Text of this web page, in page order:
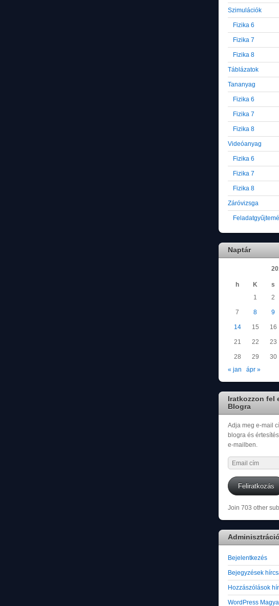
Szimulációk
Fizika 6
Fizika 7
Fizika 8
Táblázatok
Tananyag
Fizika 6
Fizika 7
Fizika 8
Videóanyag
Fizika 6
Fizika 7
Fizika 8
Záróvizsga
Naptár
h K s
1
2
7 8 9
14 15 16
21 22 23
28 29 30
« jan
ápr »
Iratkozzon fel
Blogra
Adja meg e-mail
blogra és
e-mailben.
Email
cím
Feliratkozás
Join 703 other
Adminisztráció
Bejelentkezés
Bejegyzések
Hozzászólások
WordPress